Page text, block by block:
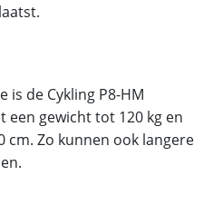
is de Cykling P8-HM
gewicht tot 120 kg en
cm. Zo kunnen ook langere